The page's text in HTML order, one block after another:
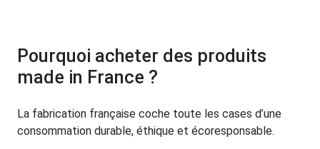
Pourquoi acheter des produits
made in France ?
La fabrication française coche toute les cases d’une
consommation durable, éthique et écoresponsable.